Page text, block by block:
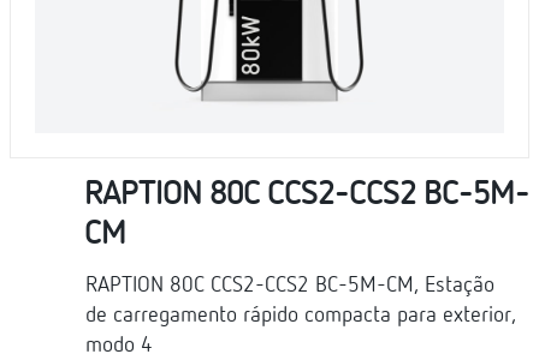
RAPTION 80C CCS2-CCS2 BC-5M-
CM
RAPTION 80C CCS2-CCS2 BC-5M-CM, Estação
de carregamento rápido compacta para exterior,
modo 4